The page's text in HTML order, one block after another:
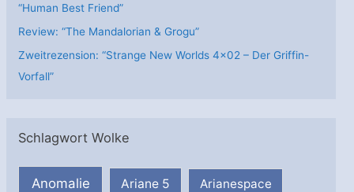
“Human Best Friend”
Review: “The Mandalorian & Grogu”
Zweitrezension: “Strange New Worlds 4×02 – Der Griffin-
Vorfall”
Schlagwort Wolke
Anomalie Ariane 5 Arianespace